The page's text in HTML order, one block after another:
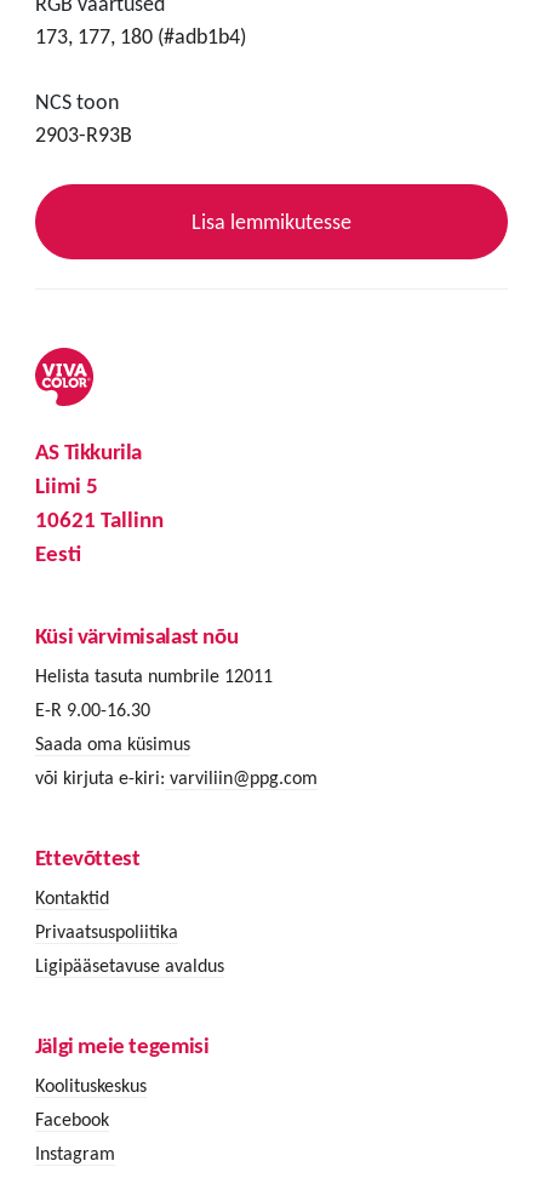
173, 177, 180 (#adb1b4)
NCS toon
2903-R93B
Lisa lemmikutesse
AS Tikkurila
Liimi 5
10621 Tallinn
Eesti
Küsi värvimisalast nõu
Helista tasuta numbrile 12011
E-R 9.00-16.30
Saada oma küsimus
või kirjuta e-kiri: varviliin@ppg.com
Ettevõttest
Kontaktid
Privaatsuspoliitika
Ligipääsetavuse avaldus
Jälgi meie tegemisi
Koolituskeskus
Facebook
Instagram